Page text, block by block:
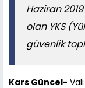
Haziran
olan YKS
güvenlik
Kars Güncel-